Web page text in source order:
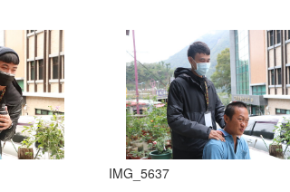
IMG_5637